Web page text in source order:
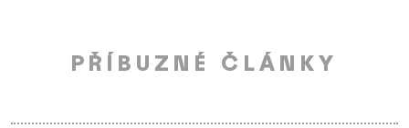
PŘÍBUZNÉ ČLÁNKY